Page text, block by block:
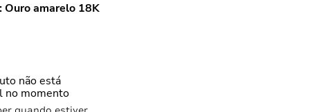
Ouro amarelo 18K
não está
no momento